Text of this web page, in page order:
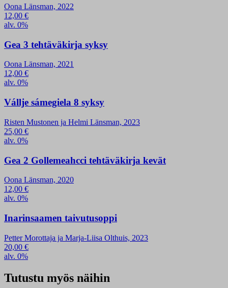
Oona Länsman, 2022
12,00 €
alv. 0%
Gea 3 tehtäväkirja syksy
Oona Länsman, 2021
12,00 €
alv. 0%
Vállje sámegiela 8 syksy
Risten Mustonen ja Helmi Länsman, 2023
25,00 €
alv. 0%
Gea 2 Gollemeahcci tehtäväkirja kevät
Oona Länsman, 2020
12,00 €
alv. 0%
Inarinsaamen taivutusoppi
Petter Morottaja ja Marja-Liisa Olthuis, 2023
20,00 €
alv. 0%
Tutustu myös näihin